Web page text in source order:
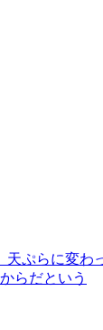
ぷらに変わ
らだという